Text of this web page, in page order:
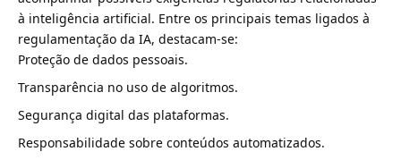
à inteligência artificial. Entre os principais temas ligados à
regulamentação da IA, destacam-se:
Proteção de dados pessoais.
Transparência no uso de algoritmos.
Segurança digital das plataformas.
Responsabilidade sobre conteúdos automatizados.